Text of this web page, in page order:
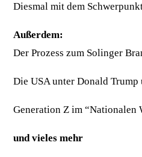
Dies­mal mit dem
Außer­dem:
Der Pro­zess zum Solin­ger
Die USA unter Donald
Gene­ra­ti­on Z im “Natio­na­len
und vie­les mehr